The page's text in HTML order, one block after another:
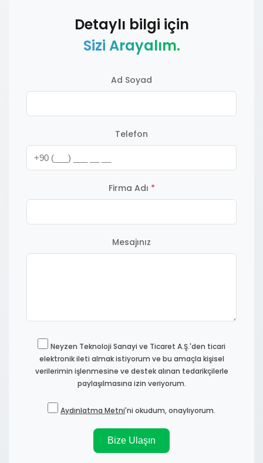
Detaylı bilgi için
Sizi Arayalım.
Ad Soyad
Telefon
Firma Adı *
Mesajınız
Neyzen Teknoloji Sanayi ve Ticaret A.Ş.'den ticari
elektronik ileti almak istiyorum ve bu amaçla kişisel
verilerimin işlenmesine ve destek alınan tedarikçilerle
paylaşılmasına izin veriyorum.
Aydınlatma Metni'ni okudum, onaylıyorum.
Bize Ulaşın